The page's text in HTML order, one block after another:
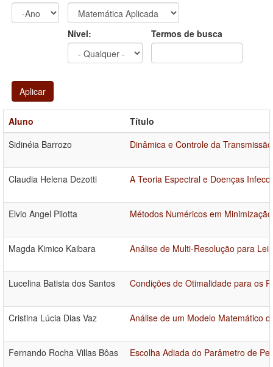
Nível: Termos de busca
Aplicar
Aluno
Título
Sidinéia Barrozo
Dinâmica e Controle da
Claudia Helena Dezotti A Teoria Espectral e Doenças
Elvio Angel Pilotta Métodos Numéricos em
Magda Kimico Kaibara Análise de Multi-Resolução para
Lucelina Batista dos Santos Condições de Otimalidade para os
Cristina Lúcia Dias Vaz Análise de um Modelo Matemático
Fernando Rocha Villas Bôas Escolha Adiada do Parâmetro de